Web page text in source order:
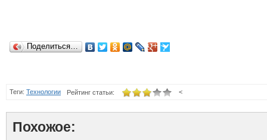
Поделиться…
Теги: Технологии <
Рейтинг статьи:
Похожое: